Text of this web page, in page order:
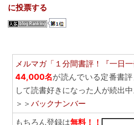
に投票する
メルマガ「１分間書評！『一日一
44,000名が読んでいる定番書
して読書好きになった人が続出中
＞＞ バックナンバー
もちろん登録は無料！！